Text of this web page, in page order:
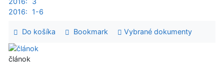
2016:
1-6
Do košíka Bookmark Vybrané dokumenty
článok